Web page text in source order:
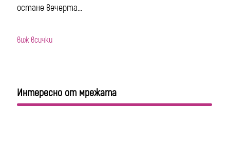
остане вечерта...
виж всички
Интересно от мрежата